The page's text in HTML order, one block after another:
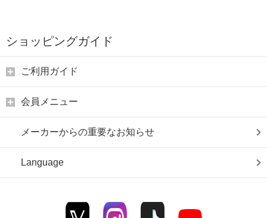
ショッピングガイド
ご利用ガイド
会員メニュー
メーカーからの重要なお知らせ
Language